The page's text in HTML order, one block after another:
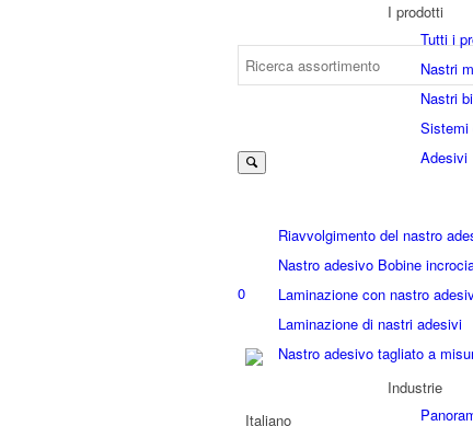
0
I prodotti
Tutti i
Nastri
Nastri
Sistemi
Adesivi
Riavvolgimento del nastro
Nastro adesivo Bobine
Laminazione con nastro
Laminazione di nastri adesivi
Nastro adesivo tagliato a
Industrie